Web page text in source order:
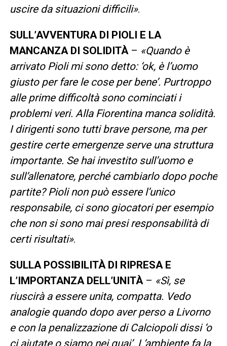
uscire da situazioni difficili».
SULL’AVVENTURA DI PIOLI E LA
MANCANZA DI SOLIDITÀ– «Quando è
arrivato Pioli mi sono detto: ‘ok, è l’uomo
giusto per fare le cose per bene’. Purtroppo
alle prime difficoltà sono cominciati i
problemi veri. Alla Fiorentina manca solidità.
I dirigenti sono tutti brave persone, ma per
gestire certe emergenze serve una struttura
importante. Se hai investito sull’uomo e
sull’allenatore, perché cambiarlo dopo poche
partite? Pioli non può essere l’unico
responsabile, ci sono giocatori per esempio
che non si sono mai presi responsabilità di
certi risultati».
SULLA POSSIBILITÀ DI RIPRESA E
L’IMPORTANZA DELL’UNITÀ– «Sì, se
riuscirà a essere unita, compatta. Vedo
analogie quando dopo aver perso a Livorno
e con la penalizzazione di Calciopoli dissi ‘o
ci aiutate o siamo nei guai’. L’ambiente fa la